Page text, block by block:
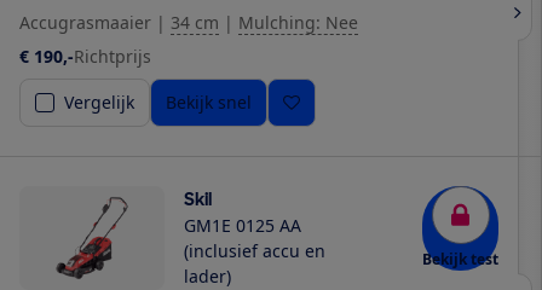
Accugrasmaaier | 34 cm | Mulching: Nee
€ 190,-Richtprijs
Vergelijk
Bekijk snel
Skil
GM1E 0125 AA
(inclusief accu en
lader)
Bekijk test